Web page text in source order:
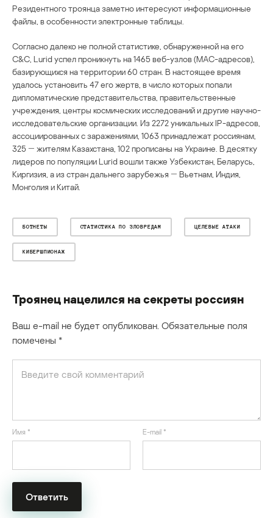
Резидентного троянца заметно интересуют информационные
файлы, в особенности электронные таблицы.
Согласно далеко не полной статистике, обнаруженной на его
C&C, Lurid успел проникнуть на 1465 веб-узлов (МАС-адресов),
базирующихся на территории 60 стран. В настоящее время
удалось установить 47 его жертв, в число которых попали
дипломатические представительства, правительственные
учреждения, центры космических исследований и другие научно-
исследовательские организации. Из 2272 уникальных IP-адресов,
ассоциированных с заражениями, 1063 принадлежат россиянам,
325 ― жителям Казахстана, 102 прописаны на Украине. В десятку
лидеров по популяции Lurid вошли также Узбекистан, Беларусь,
Киргизия, а из стран дальнего зарубежья ― Вьетнам, Индия,
Монголия и Китай.
БОТНЕТЫ СТАТИСТИКА ПО ЗЛОВРЕДАМ ЦЕЛЕВЫЕ АТАКИ
КИБЕРШПИОНАЖ
Троянец нацелился на секреты россиян
Ваш e-mail не будет опубликован. Обязательные поля
помечены *
Имя * E-mail *